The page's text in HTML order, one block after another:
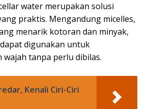
water merupakan solusi
praktis. Mengandung micelles,
menarik kotoran dan minyak,
digunakan untuk
wajah tanpa perlu dibilas.
Kenali Ciri-Ciri